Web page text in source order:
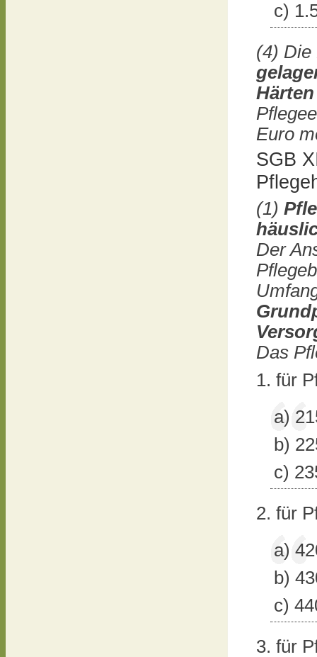
c)
(4)
Härten
Euro
SGB
(1)
Der
Das
1. für
a)
b)
c)
2. für
a)
b)
c)
3. für